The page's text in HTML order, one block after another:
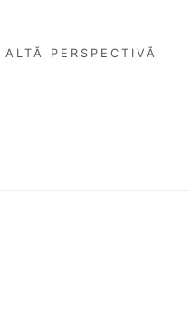
ALTĂ PERSPECTIVĂ